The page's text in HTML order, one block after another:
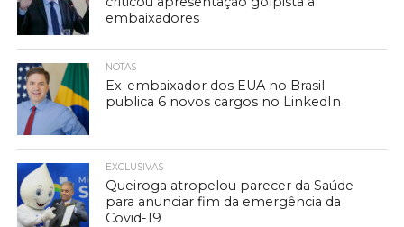
embaixadores
NOTAS
Ex-embaixador dos EUA no Brasil
publica 6 novos cargos no LinkedIn
EXCLUSIVAS
Queiroga atropelou parecer da Saúde
para anunciar fim da emergência da
Covid-19